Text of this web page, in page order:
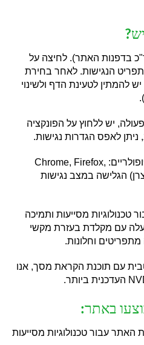
?
"כ בדפנות האתר).לחיצה על
הנגישות.לאחר בחירת
להמתין לטעינת הדף ולשינוי
).
, יש ללחוץ על הפונקציה
, ניתן לאפס הגדרות נגישות.
: Chrome, Firefox,
) הגלישה במצב נגישות
מסייעות ותמיכה
עם מקלדת בעזרת מקשי
מתפריטים וחלונות.
עם תוכנת הקראת מסך,אנו
העדכנית ביותר.
באתר:
עבור טכנולוגיות מסייעות